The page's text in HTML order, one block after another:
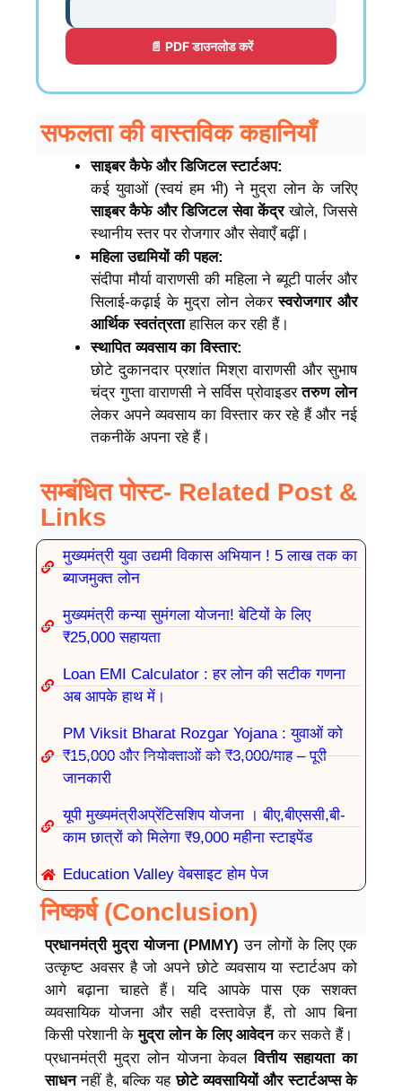
📄 PDF डाउनलोड करें
सफलता की वास्तविक कहानियाँ
साइबर कैफे और डिजिटल स्टार्टअप:
कई युवाओं (स्वयं हम भी) ने मुद्रा लोन के जरिए
साइबर कैफे और डिजिटल सेवा केंद्रखोले, जिससे
स्थानीय स्तर पर रोजगार और सेवाएँ बढ़ीं।
महिला उद्यमियों की पहल:
संदीपा मौर्या वाराणसी की महिला ने ब्यूटी पार्लर और
सिलाई-कढ़ाई के मुद्रा लोन लेकरस्वरोजगार और
आर्थिक स्वतंत्रताहासिल कर रही हैं।
स्थापित व्यवसाय का विस्तार:
छोटे दुकानदार प्रशांत मिश्रा वाराणसी और सुभाष
चंद्र गुप्ता वाराणसी ने सर्विस प्रोवाइडरतरुण लोन
लेकर अपने व्यवसाय का विस्तार कर रहे हैं और नई
तकनीकें अपना रहे हैं।
सम्बंधित पोस्ट- Related Post &
Links
मुख्यमंत्री युवा उद्यमी विकास अभियान ! 5 लाख तक का
ब्याजमुक्त लोन
मुख्यमंत्री कन्या सुमंगला योजना! बेटियों के लिए
₹25,000 सहायता
Loan EMI Calculator : हर लोन की सटीक गणना
अब आपके हाथ में।
PM Viksit Bharat Rozgar Yojana : युवाओं को
₹15,000 और नियोक्ताओं को ₹3,000/माह – पूरी
जानकारी
यूपी मुख्यमंत्रीअप्रेंटिसशिप योजना । बीए,बीएससी,बी-
काम छात्रों को मिलेगा ₹9,000 महीना स्टाइपेंड
Education Valley वेबसाइट होम पेज
निष्कर्ष (Conclusion)
प्रधानमंत्री मुद्रा योजना (PMMY) उन लोगों के लिए एक
उत्कृष्ट अवसर है जो अपने छोटे व्यवसाय या स्टार्टअप को
आगे बढ़ाना चाहते हैं। यदि आपके पास एक सशक्त
व्यवसायिक योजना और सही दस्तावेज़ हैं, तो आप बिना
किसी परेशानी केमुद्रा लोन के लिए आवेदनकर सकते हैं।
प्रधानमंत्री मुद्रा लोन योजना केवलवित्तीय सहायता का
साधननहीं है, बल्कि यहछोटे व्यवसायियों और स्टार्टअप्स के